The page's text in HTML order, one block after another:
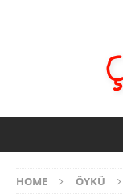
HOME ÖYKÜ